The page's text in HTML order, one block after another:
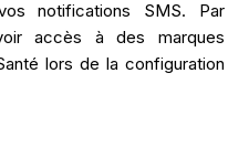
notifications SMS. Par
accès à des marques
lors de la configuration